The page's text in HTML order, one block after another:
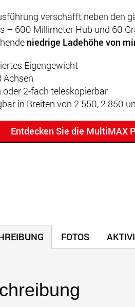
verschafft neben den
– 600 Millimeter Hub und 60
niedrige Ladehöhe von
Eigengewicht
Achsen
oder 2-fach teleskopierbar
in Breiten von 2.550, 2.850
Entdecken Sie die MultiMAX
FOTOS